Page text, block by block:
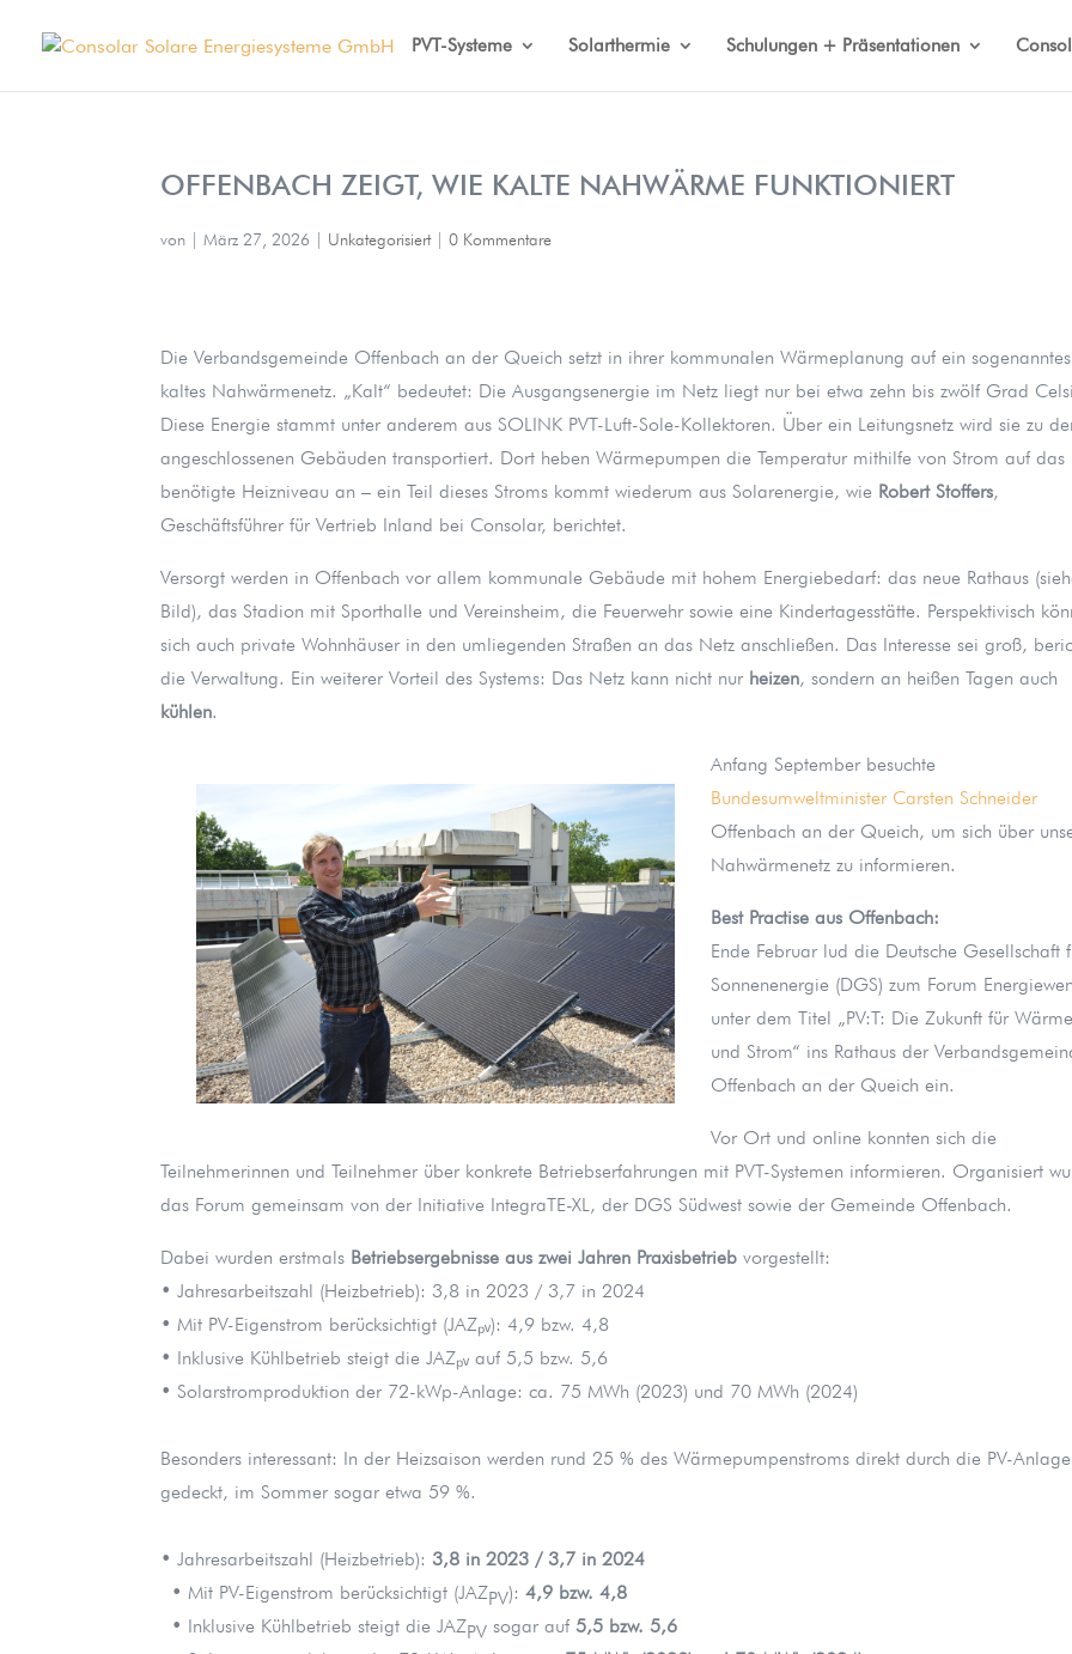
PVT-Systeme Solarthermie Schulungen + Präsentationen
OFFENBACH ZEIGT, WIE KALTE NAHWÄRME FUNKTIONIERT
von |März 27, 2026 Unkategorisiert|0 Kommentare
Die Verbandsgemeinde Offenbach an der Queich setzt in ihrer kommunalen Wärmeplanung auf ein sogenanntes
kaltes Nahwärmenetz. „Kalt“ bedeutet: Die Ausgangsenergie im Netz liegt nur bei etwa zehn bis zwölf Grad
Diese Energie stammt unter anderem aus SOLINK PVT-Luft-Sole-Kollektoren. Über ein Leitungsnetz wird sie zu
angeschlossenen Gebäuden transportiert. Dort heben Wärmepumpen die Temperatur mithilfe von Strom auf das
benötigte Heizniveau an – ein Teil dieses Stroms kommt wiederum aus Solarenergie, wie Robert Stoffers,
Geschäftsführer für Vertrieb Inland bei Consolar, berichtet.
Versorgt werden in Offenbach vor allem kommunale Gebäude mit hohem Energiebedarf: das neue Rathaus
Bild), das Stadion mit Sporthalle und Vereinsheim, die Feuerwehr sowie eine Kindertagesstätte. Perspektivisch
sich auch private Wohnhäuser in den umliegenden Straßen an das Netz anschließen. Das Interesse sei groß,
die Verwaltung. Ein weiterer Vorteil des Systems: Das Netz kann nicht nur heizen, sondern an heißen Tagen auch
kühlen.
Anfang September besuchte
Bundesumweltminister Carsten Schneider
Offenbach an der Queich, um sich über
Nahwärmenetz zu informieren.
Best Practise aus Offenbach:
Ende Februar lud die Deutsche Gesellschaft
Sonnenenergie (DGS) zum Forum
unter dem Titel „PV:T: Die Zukunft für
und Strom“ ins Rathaus der
Offenbach an der Queich ein.
Vor Ort und online konnten sich die
Teilnehmerinnen und Teilnehmer über konkrete Betriebserfahrungen mit PVT-Systemen informieren. Organisiert
das Forum gemeinsam von der Initiative IntegraTE-XL, der DGS Südwest sowie der Gemeinde Offenbach.
Dabei wurden erstmals Betriebsergebnisse aus zwei Jahren Praxisbetrieb vorgestellt:
• Jahresarbeitszahl (Heizbetrieb): 3,8 in 2023 / 3,7 in 2024
• Mit PV-Eigenstrom berücksichtigt (JAZₚᵥ): 4,9 bzw. 4,8
• Inklusive Kühlbetrieb steigt die JAZₚᵥ auf 5,5 bzw. 5,6
• Solarstromproduktion der 72-kWp-Anlage: ca. 75 MWh (2023) und 70 MWh (2024)
Besonders interessant: In der Heizsaison werden rund 25 % des Wärmepumpenstroms direkt durch die PV-Anlage
gedeckt, im Sommer sogar etwa 59 %.
• Jahresarbeitszahl (Heizbetrieb): 3,8 in 2023 / 3,7 in 2024
• Mit PV-Eigenstrom berücksichtigt (JAZPV):4,9 bzw. 4,8
• Inklusive Kühlbetrieb steigt die JAZPV sogar auf5,5 bzw. 5,6